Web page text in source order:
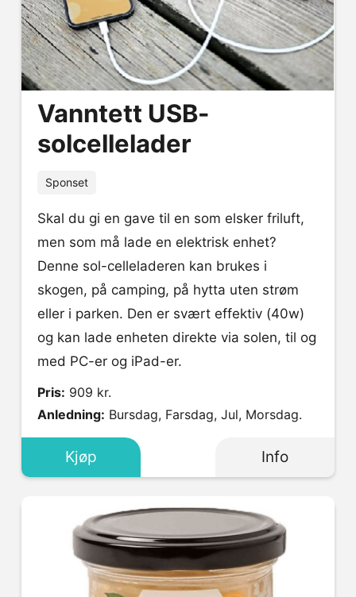
Vanntett USB-
solcellelader
Sponset
Skal du gi en gave til en som elsker friluft,
men som må lade en elektrisk enhet?
Denne sol-celleladeren kan brukes i
skogen, på camping, på hytta uten strøm
eller i parken. Den er svært effektiv (40w)
og kan lade enheten direkte via solen, til og
med PC-er og iPad-er.
Pris: 909 kr.
Anledning: Bursdag, Farsdag, Jul, Morsdag.
Info
Kjøp